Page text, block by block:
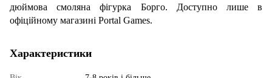
дюймова смоляна фігурка Борго. Доступно лише в
офіційному магазині Portal Games.
Характеристики